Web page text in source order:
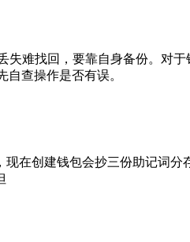
失难找回，要靠自身备份。对
查操作是否有误。
在创建钱包会抄三份助记词分